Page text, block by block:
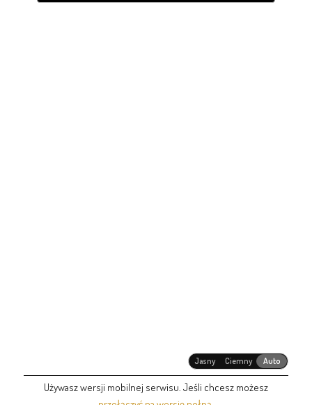
Jasny Ciemny Auto
Używasz wersji mobilnej serwisu. Jeśli chcesz możesz